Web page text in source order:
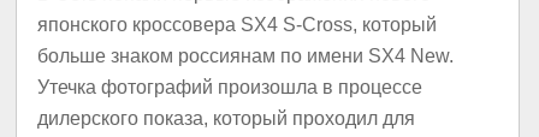
японского кроссовера SX4 S-Cross, который
больше знаком россиянам по имени SX4 New.
Утечка фотографий произошла в процессе
дилерского показа, который проходил для